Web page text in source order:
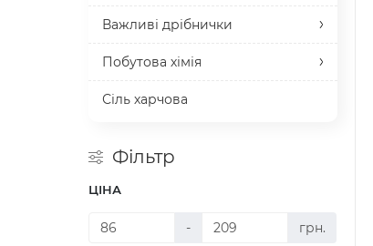
Важливі дрібнички
Побутова хімія
Сіль харчова
Фільтр
ЦІНА
- грн.